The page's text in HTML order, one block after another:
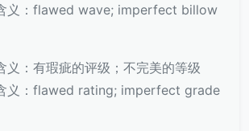
义：flawed wave; imperfect billow
义：有瑕疵的评级；不完美的等级
义：flawed rating; imperfect grade